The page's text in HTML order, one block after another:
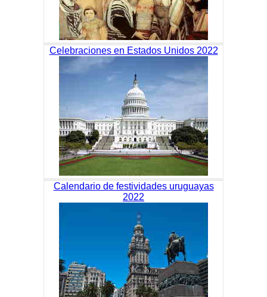
Celebraciones en Estados Unidos 2022
Calendario de festividades uruguayas
2022